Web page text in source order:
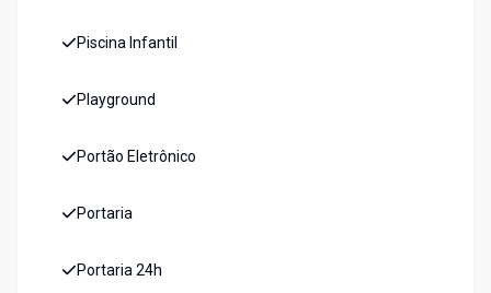
Piscina Infantil
Playground
Portão Eletrônico
Portaria
Portaria 24h